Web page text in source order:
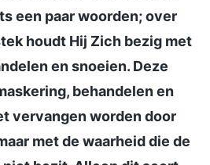
een paar woorden; over
houdt Hij Zich bezig met
en snoeien. Deze
behandelen en
vervangen worden door
met de waarheid die de